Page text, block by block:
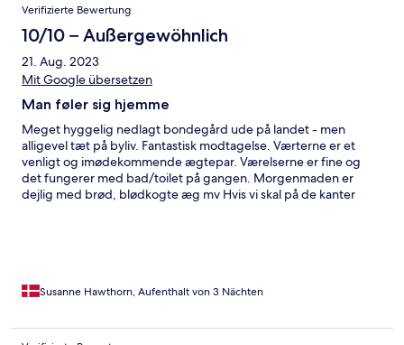
Verifizierte Bewertung
10/10 – Außergewöhnlich
21. Aug. 2023
Mit Google übersetzen
Man føler sig hjemme
Meget hyggelig nedlagt bondegård ude på landet - men
alligevel tæt på byliv. Fantastisk modtagelse. Værterne er et
venligt og imødekommende ægtepar. Værelserne er fine og
det fungerer med bad/toilet på gangen. Morgenmaden er
dejlig med brød, blødkogte æg mv Hvis vi skal på de kanter
Susanne Hawthorn, Aufenthalt von 3 Nächten